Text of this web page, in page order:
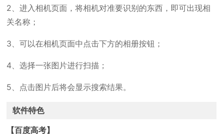
2、进入相机页面，将相机对准要识别的东西，即可出现相
关名称；
3、可以在相机页面中点击下方的相册按钮；
4、选择一张图片进行扫描；
5、点击图片后将会显示搜索结果。
软件特色
【百度高考】